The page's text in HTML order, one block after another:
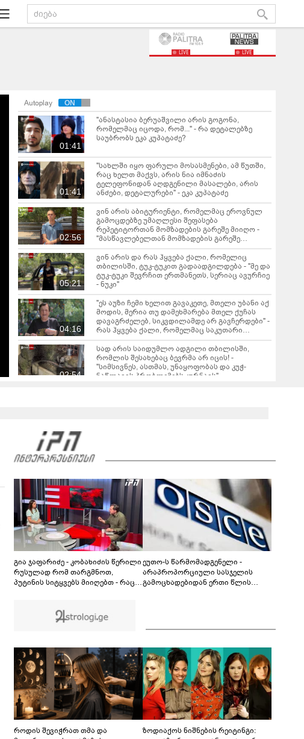
LIVE LIVE
Autoplay
01:41
"ანასტასია ბერუაშვილი არის გოგონა,
რომელმაც იცოდა, რომ..." - რა დეტალებზე
საუბრობს ეკა კუპატაძე?
01:41
"სახლში იყო ფარული მოსასმენები, ამ წუთში,
რაც ხელთ მაქვს, არის ნია იმნაძის
ტელეფონიდან აღდგენილი მასალები, არის
ანძები, დეტალურები" - ეკა კუპატაძე
02:56
ვინ არის აბიტურიენტი, რომელმაც ეროვნულ
გამოცდებზე უმაღლესი შეფასება
რეპეტიტორთან მომზადების გარეშე მიიღო -
"მასწავლებელთან მომზადების გარეშე
მაღალი ქულების მიღება შესაძლებელია, თუ..."
05:21
ვინ არის და რას ჰყვება ქალი, რომელიც
თბილისში, ტუკ-ტუკით გადაადგილდება - "მე და
ტუკ-ტუკი შევრჩით ერთმანეთს, სერიაც ავურჩიე
- ნუკი"
04:16
"ეს აუზი ჩემი ხელით გავაკეთე, მთელი უბანი აქ
მოდის, მერია თუ დამეხმარება მთელ ქუჩას
დავაგრძელებ, სიკვდილამდე არ გავჩერდები" -
რას ჰყვება ქალი, რომელმაც საკუთარი
კორპუსის წინ, საოცარი ბაღი მოაწყო
02:54
სად არის საიდუმლო ადგილი თბილისში,
რომლის შესახებაც ბევრმა არ იცის! -
"სიმსივნეს, ასთმას, უნაყოფობას და კუჭ-
ნაწლავის პრობლემებს კურნავს"
ჰყვება ქალი სკივრის გასაღებზე, რომელიც
04:01
რას ჰყვება 60 წლის აბიტურიენტი? - "ყველას
მინდა ვუთხრა, გაბედონ ის, რისი გაკეთებაც
უნდათ"
02:08
"სათამაშო საჭის გაკეთებას 2 კვირა
მოვანდომე" - გაიცანით 13 წლის
გამომგონებელი ბიჭი, რომელიც ქედის
მუნიციპალიტეტში ცხოვრობს
გია ჯაფარიძე - კობახიძის წერილი
რუსულად რომ თარგმნოთ,
პუტინის სიტყვებს მიიღებთ - რაც
მოვიმარაგო არა მხოლოდ
სანთლები, არამედ აღვადგინო
ეუთო-ს წარმომადგენელი -
არაპროპორციული სასჯელის
გამოცხადებიდან ერთი წლის
როდის შევიჭრათ თმა და
ზოდიაქოს ნიშნების რეიტინგი: